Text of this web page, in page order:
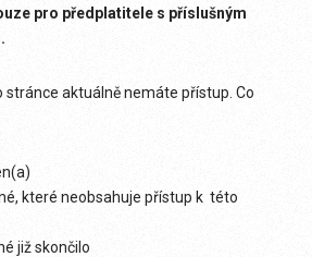
pro předplatitele s příslušným
stránce aktuálně nemáte přístup. Co
které neobsahuje přístup k této
již skončilo